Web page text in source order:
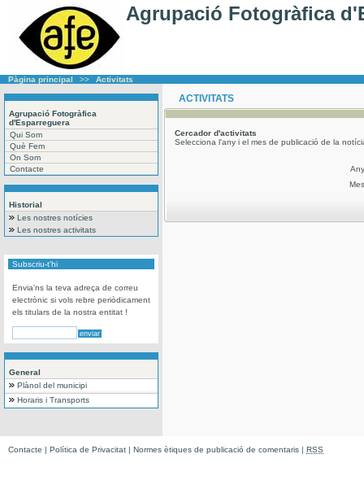
Agrupació Fotogràfica
Pàgina principal >> Activitats
Agrupació Fotogràfica
d'Esparreguera
Qui Som
Què Fem
On Som
Contacte
Historial
Les nostres notícies
Les nostres activitats
Subscriu-t'hi
Envia'ns la teva adreça de correu
electrònic si vols rebre periòdicament
els titulars de la nostra entitat !
General
Plànol del municipi
Horaris i Transports
ACTIVITATS
Cercador d'activitats
Selecciona l'any i el mes de publicació de la
Any
Mes
Contacte | Política de Privacitat | Normes ètiques de publicació de comentaris | RSS